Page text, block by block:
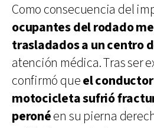
Como consecuencia del
ocupantes del rodado
trasladados a un centro
atención médica. Tras ser
confirmó queel
motocicleta sufrió
peronéen su pierna